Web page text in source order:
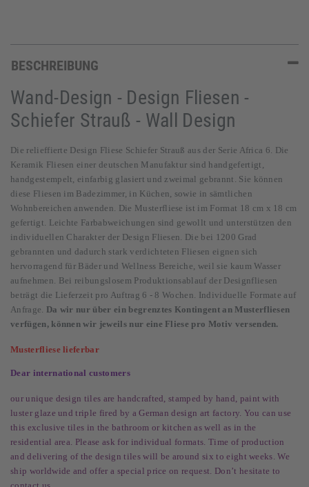
BESCHREIBUNG
Wand-Design - Design Fliesen -
Schiefer Strauß - Wall Design
Die relieffierte Design Fliese Schiefer Strauß aus der Serie Africa 6. Die
Keramik Fliesen einer deutschen Manufaktur sind handgefertigt,
handgestempelt, einfarbig glasiert und zweimal gebrannt. Sie können
diese Fliesen im Badezimmer, in Küchen, sowie in sämtlichen
Wohnbereichen anwenden. Die Musterfliese ist im Format 18 cm x 18 cm
gefertigt. Leichte Farbabweichungen sind gewollt und unterstützen den
individuellen Charakter der Design Fliesen. Die bei 1200 Grad
gebrannten und dadurch stark verdichteten Fliesen eignen sich
hervorragend für Bäder und Wellness Bereiche, weil sie kaum Wasser
aufnehmen. Bei reibungslosem Produktionsablauf der Designfliesen
beträgt die Lieferzeit pro Auftrag 6 - 8 Wochen. Individuelle Formate auf
Anfrage. Da wir nur über ein begrenztes Kontingent an Musterfliesen
verfügen, können wir jeweils nur eine Fliese pro Motiv versenden.
Musterfliese lieferbar
Dear international customers
our unique design tiles are handcrafted, stamped by hand, paint with
luster glaze und triple fired by a German design art factory. You can use
this exclusive tiles in the bathroom or kitchen as well as in the
residential area. Please ask for individual formats. Time of production
and delivering of the design tiles will be around six to eight weeks. We
ship worldwide and offer a special price on request. Don’t hesitate to